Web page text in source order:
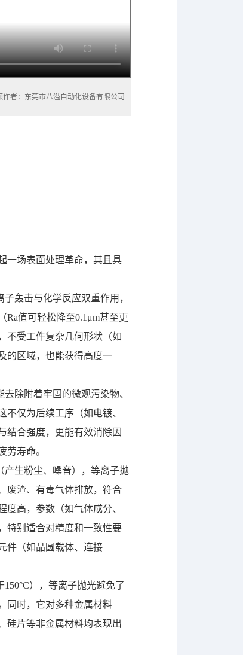
作者：东莞市八溢自动化设备有限公司
一场表面处理革命，其且具
轰击与化学反应双重作用，
值可轻松降至0.1μm甚至更
不受工件复杂几何形状（如
的区域，也能获得高度一
除附着牢固的微观污染物、
仅为后续工序（如电镀、
结合强度，更能有效消除因
劳寿命。
产生粉尘、噪音），等离子抛
废渣、有毒气体排放，符合
高，参数（如气体成分、
特别适合对精度和一致性要
件（如晶圆载体、连接
），等离子抛光避免了
同时，它对多种金属材料
硅片等非金属材料均表现出